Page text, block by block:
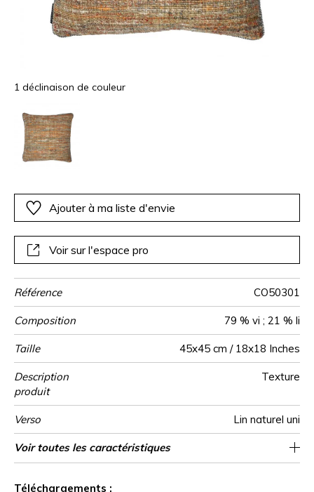
1 déclinaison de couleur
Ajouter à ma liste d'envie
Voir sur l'espace pro
Référence CO50301
Composition 79 % vi ; 21 % li
Taille 45x45 cm / 18x18 Inches
Description
produit
Texture
Verso Lin naturel uni
Finition Passepoil
Fermeture Zippee invisible
Entretien
Pays d'origine Tunisie
Voir toutes les caractéristiques
Téléchargements :